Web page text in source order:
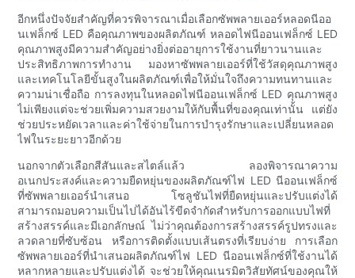
อีกหนึ่งปัจจัยสำคัญที่ควรพิจารณาเมื่อเลือกซัพพลายเออร์หลอดนีออ
นเฟล็กซ์ LED คือคุณภาพของผลิตภัณฑ์ หลอดไฟนีออนเฟล็กซ์ LED
คุณภาพสูงมีความสำคัญอย่างยิ่งต่ออายุการใช้งานที่ยาวนานและ
ประสิทธิภาพการทำงาน มองหาซัพพลายเออร์ที่ใช้วัสดุคุณภาพสูง
และเทคโนโลยีขั้นสูงในผลิตภัณฑ์เพื่อให้มั่นใจถึงความทนทานและ
ความน่าเชื่อถือ การลงทุนในหลอดไฟนีออนเฟล็กซ์ LED คุณภาพสูง
ไม่เพียงแต่จะช่วยเพิ่มความสวยงามให้กับพื้นที่ของคุณเท่านั้น แต่ยัง
ช่วยประหยัดเวลาและค่าใช้จ่ายในการบำรุงรักษาและเปลี่ยนหลอด
ไฟในระยะยาวอีกด้วย
นอกจากตัวเลือกสีสันและสไตล์แล้ว ลองพิจารณาความ
อเนกประสงค์และความยืดหยุ่นของผลิตภัณฑ์ไฟ LED นีออนเฟล็กซ์
ที่ซัพพลายเออร์นำเสนอ โซลูชันไฟที่ยืดหยุ่นและปรับแต่งได้
สามารถมอบความเป็นไปได้อันไร้ขีดจำกัดสำหรับการออกแบบไฟที่
สร้างสรรค์และมีเอกลักษณ์ ไม่ว่าคุณต้องการสร้างสรรค์รูปทรงและ
ลวดลายที่ซับซ้อน หรือการติดตั้งแบบเส้นตรงที่เรียบง่าย การเลือก
ซัพพลายเออร์ที่นำเสนอผลิตภัณฑ์ไฟ LED นีออนเฟล็กซ์ที่ใช้งานได้
หลากหลายและปรับแต่งได้ จะช่วยให้คุณเนรมิตวิสัยทัศน์ของคุณให้